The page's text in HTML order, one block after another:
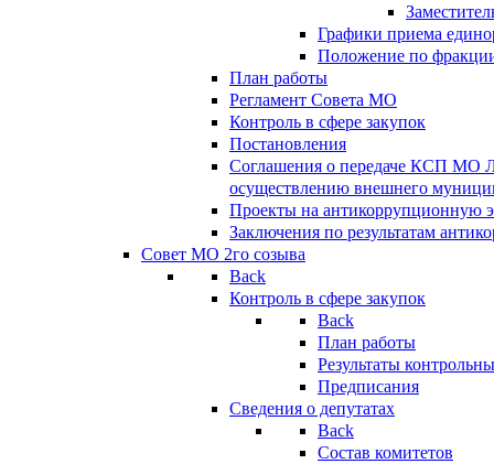
Графики приема
Положение по
План работы
Регламент Совета МО
Контроль в сфере закупок
Постановления
Соглашения о передаче КСП МО
осуществлению внешнего
Проекты на антикоррупционную
Заключения по результатам
Совет МО 2го созыва
Back
Контроль в сфере закупок
Back
План работы
Результаты
Предписания
Сведения о депутатах
Back
Состав комитетов